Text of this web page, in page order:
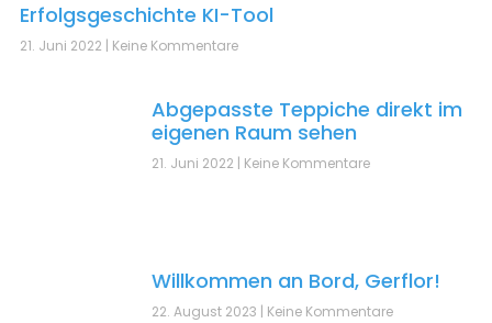
Erfolgsgeschichte KI-Tool
21. Juni 2022 Keine Kommentare
Abgepasste Teppiche direkt im
eigenen Raum sehen
21. Juni 2022 Keine Kommentare
Willkommen an Bord, Gerflor!
22. August 2023 Keine Kommentare